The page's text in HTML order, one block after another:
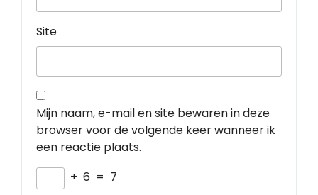
Site
Mijn naam, e-mail en site bewaren in deze
browser voor de volgende keer wanneer ik
een reactie plaats.
+ 6 = 7